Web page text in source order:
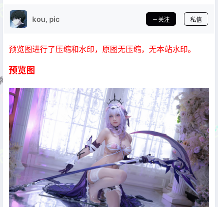
kou, pic 关注 私信
预览图进行了压缩和水印，原图无压缩，无本站水印。
预览图